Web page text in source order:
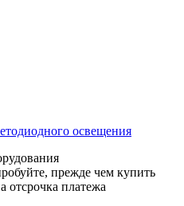
освещения
прежде чем купить
отсрочка платежа